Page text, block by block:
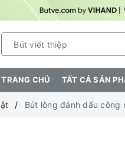
TRANG CHỦ TẤT CẢ SẢN
Bút lông đánh dấu công